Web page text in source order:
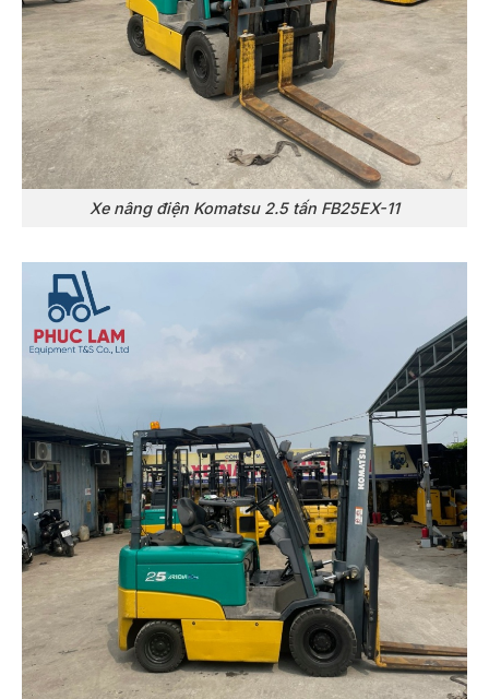
Xe nâng điện Komatsu 2.5 tấn FB25EX-11